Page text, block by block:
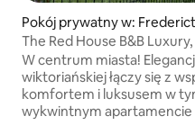
Pokój prywatny w:
The Red House B&B Luxury,
centrum miasta
W centrum miasta!
wiktoriańskiej łączy się z
komfortem i luksusem w
wykwintnym apartamencie